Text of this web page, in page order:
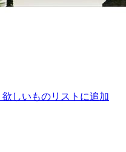
欲しいものリストに追加